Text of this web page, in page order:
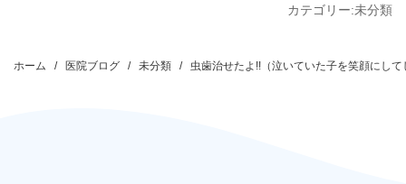
カテゴリー:未分類
稿
ホーム 医院ブログ 未分類 虫歯治せたよ!!（泣いていた子を